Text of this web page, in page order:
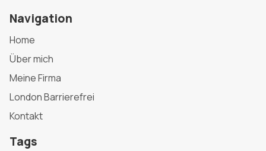
Navigation
Home
Über mich
Meine Firma
London Barrierefrei
Kontakt
Tags